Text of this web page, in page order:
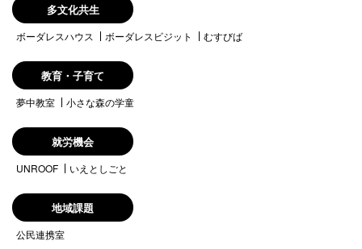
多文化共生
ボーダレスハウス ボーダレスビジット むすびば
教育・子育て
夢中教室 小さな森の学童
就労機会
UNROOF いえとしごと
地域課題
公民連携室